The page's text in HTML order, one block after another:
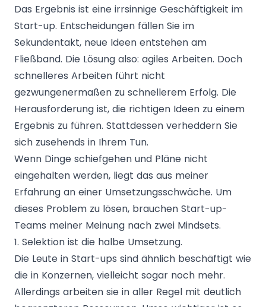
Das Ergebnis ist eine irrsinnige Geschäftigkeit im
Start-up. Entscheidungen fällen Sie im
Sekundentakt, neue Ideen entstehen am
Fließband. Die Lösung also: agiles Arbeiten. Doch
schnelleres Arbeiten führt nicht
gezwungenermaßen zu schnellerem Erfolg. Die
Herausforderung ist, die richtigen Ideen zu einem
Ergebnis zu führen. Stattdessen verheddern Sie
sich zusehends in Ihrem Tun.
Wenn Dinge schiefgehen und Pläne nicht
eingehalten werden, liegt das aus meiner
Erfahrung an einer Umsetzungsschwäche. Um
dieses Problem zu lösen, brauchen Start-up-
Teams meiner Meinung nach zwei Mindsets.
1. Selektion ist die halbe Umsetzung.
Die Leute in Start-ups sind ähnlich beschäftigt wie
die in Konzernen, vielleicht sogar noch mehr.
Allerdings arbeiten sie in aller Regel mit deutlich